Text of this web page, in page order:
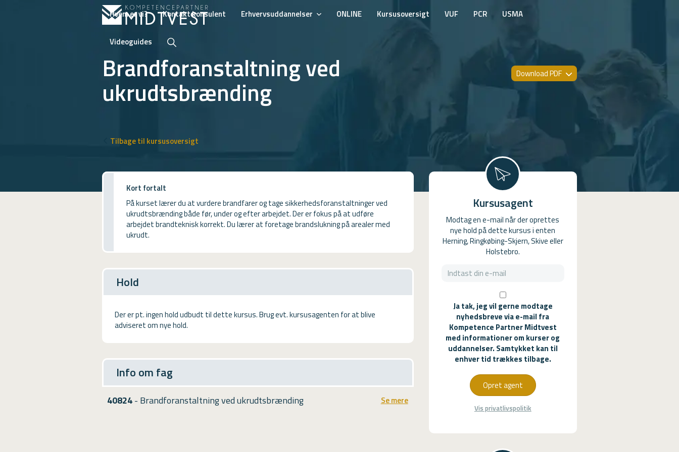
Hvem er vi? Kontakt konsulent Erhvervsuddannelser ONLINE Kursusoversigt VUF PCR USMA
Videoguides
VUF
Brandforanstaltning ved
ukrudtsbrænding
Download PDF
Tilbage til kursusoversigt
Kort fortalt
På kurset lærer du at vurdere brandfarer og tage sikkerhedsforanstaltninger ved
ukrudtsbrænding både før, under og efter arbejdet. Der er fokus på at udføre
arbejdet brandteknisk korrekt. Du lærer at foretage brandslukning på arealer med
ukrudt.
Hold
Der er pt. ingen hold udbudt til dette kursus. Brug evt. kursusagenten for at blive
adviseret om nye hold.
Info om fag
40824- Brandforanstaltning ved ukrudtsbrænding Se mere
Kursusagent
Modtag en e-mail når der oprettes
nye hold på dette kursus i enten
Herning, Ringkøbing-Skjern, Skive eller
Holstebro.
Ja tak, jeg vil gerne modtage
nyhedsbreve via e-mail fra
Kompetence Partner Midtvest
med informationer om kurser og
uddannelser. Samtykket kan til
enhver tid trækkes tilbage.
Opret agent
Vis privatlivspolitik